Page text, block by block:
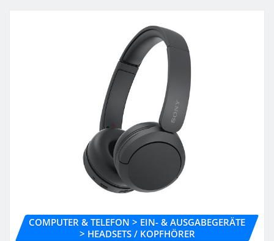
COMPUTER & TELEFON > EIN- & AUSGABEGERÄTE
> HEADSETS / KOPFHÖRER